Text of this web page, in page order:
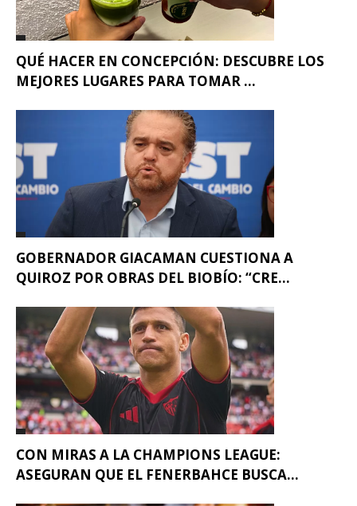
QUÉ HACER EN CONCEPCIÓN: DESCUBRE LOS
MEJORES LUGARES PARA TOMAR ...
GOBERNADOR GIACAMAN CUESTIONA A
QUIROZ POR OBRAS DEL BIOBÍO: “CRE...
CON MIRAS A LA CHAMPIONS LEAGUE:
ASEGURAN QUE EL FENERBAHCE BUSCA...